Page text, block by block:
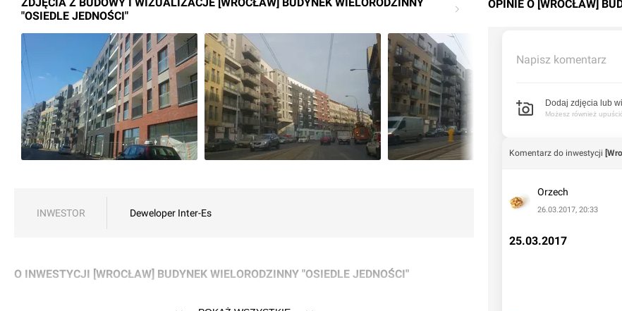
"OSIEDLE JEDNOŚCI"
INWESTOR Deweloper Inter-Es
O INWESTYCJI [WROCŁAW] BUDYNEK WIELORODZINNY "OSIEDLE JEDNOŚCI"
Nowy budynek wielorodzinny przy ul. Jedności Narodowej 160.
OPINIE O [WROCŁAW]
Napisz komentarz
Dodaj zdjęcia lub
Możesz również
Komentarz do inwestycji
Orzech
26.03.2017, 20:33
25.03.2017